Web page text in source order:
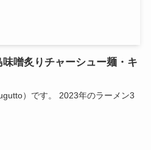
噌炙りチャーシュー麺・キ
）です。 2023年のラーメン3